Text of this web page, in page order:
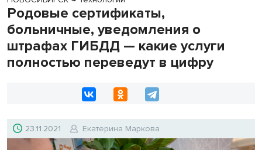
Родовые сертификаты,
больничные, уведомления о
штрафах ГИБДД — какие услуги
полностью переведут в цифру
23.11.2021 Екатерина Маркова